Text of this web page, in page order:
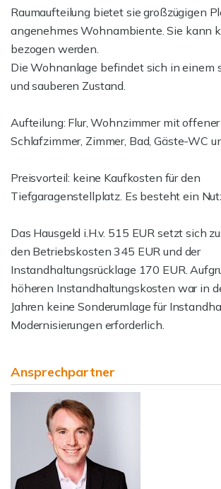
Raumaufteilung bietet sie großzügigen
angenehmes Wohnambiente. Sie kann
bezogen werden.
Die Wohnanlage befindet sich in einem
und sauberen Zustand.
Aufteilung: Flur, Wohnzimmer mit offener
Schlafzimmer, Zimmer, Bad, Gäste-WC
Preisvorteil: keine Kaufkosten für den
Tiefgaragenstellplatz. Es besteht ein
Das Hausgeld i.H.v. 515 EUR setzt sich
den Betriebskosten 345 EUR und der
Instandhaltungsrücklage 170 EUR.
höheren Instandhaltungskosten war in
Jahren keine Sonderumlage für
Modernisierungen erforderlich.
Ansprechpartner